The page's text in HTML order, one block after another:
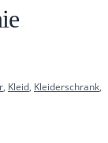
, Kleid, Kleiderschrank